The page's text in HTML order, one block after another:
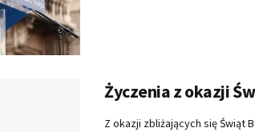
Życzenia z okazji
Z okazji zbliżających się Świąt